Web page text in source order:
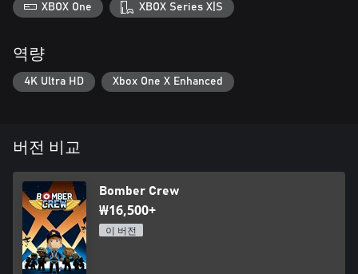
XBOX One XBOX Series X|S
역량
4K Ultra HD Xbox One X Enhanced
버전 비교
Bomber Crew
₩16,500+
이 버전